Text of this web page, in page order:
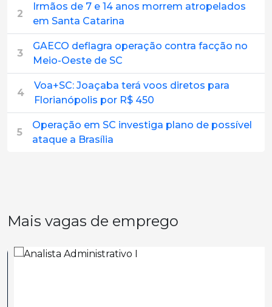
2
Irmãos de 7 e 14 anos morrem atropelados
em Santa Catarina
3
GAECO deflagra operação contra facção no
Meio-Oeste de SC
4
Voa+SC: Joaçaba terá voos diretos para
Florianópolis por R$ 450
5
Operação em SC investiga plano de possível
ataque a Brasília
Mais vagas de emprego